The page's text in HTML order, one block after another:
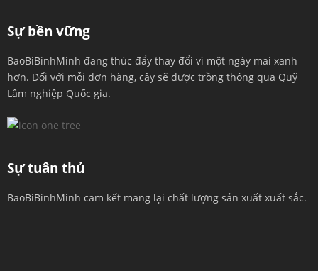
Sự bền vững
BaoBiBinhMinh đang thúc đẩy thay đổi vì một ngày mai xanh
hơn. Đối với mỗi đơn hàng, cây sẽ được trồng thông qua Quỹ
Lâm nghiệp Quốc gia.
Sự tuân thủ
BaoBiBinhMinh cam kết mang lại chất lượng sản xuất xuất sắc.